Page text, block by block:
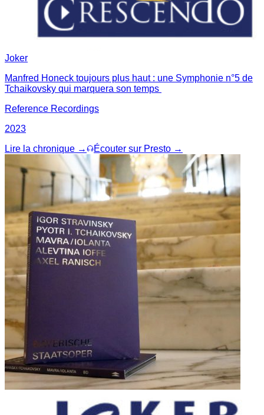
Joker
Manfred Honeck toujours plus haut : une Symphonie n°5 de
Tchaikovsky qui marquera son temps
Reference Recordings
2023
Lire la chronique →
Écouter sur Presto →